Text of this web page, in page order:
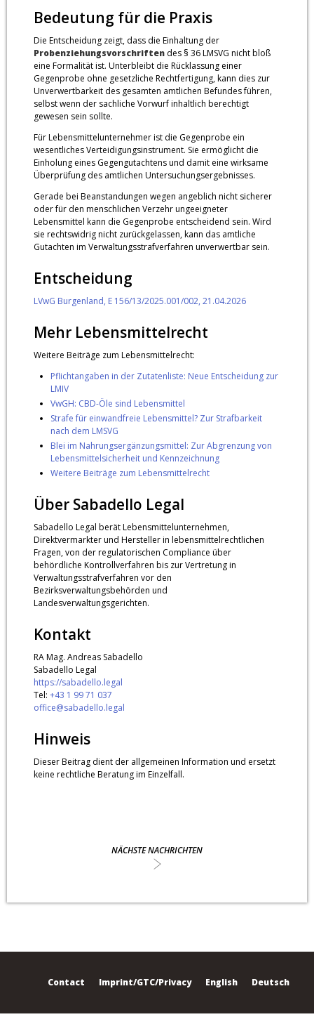
Bedeutung für die Praxis
Die Entscheidung zeigt, dass die Einhaltung der
Probenziehungsvorschriften des § 36 LMSVG nicht bloß
eine Formalität ist. Unterbleibt die Rücklassung einer
Gegenprobe ohne gesetzliche Rechtfertigung, kann dies zur
Unverwertbarkeit des gesamten amtlichen Befundes führen,
selbst wenn der sachliche Vorwurf inhaltlich berechtigt
gewesen sein sollte.
Für Lebensmittelunternehmer ist die Gegenprobe ein
wesentliches Verteidigungsinstrument. Sie ermöglicht die
Einholung eines Gegengutachtens und damit eine wirksame
Überprüfung des amtlichen Untersuchungsergebnisses.
Gerade bei Beanstandungen wegen angeblich nicht sicherer
oder für den menschlichen Verzehr ungeeigneter
Lebensmittel kann die Gegenprobe entscheidend sein. Wird
sie rechtswidrig nicht zurückgelassen, kann das amtliche
Gutachten im Verwaltungsstrafverfahren unverwertbar sein.
Entscheidung
LVwG Burgenland, E 156/13/2025.001/002, 21.04.2026
Mehr Lebensmittelrecht
Weitere Beiträge zum Lebensmittelrecht:
Pflichtangaben in der Zutatenliste: Neue Entscheidung zur
LMIV
VwGH: CBD-Öle sind Lebensmittel
Strafe für einwandfreie Lebensmittel? Zur Strafbarkeit
nach dem LMSVG
Blei im Nahrungsergänzungsmittel: Zur Abgrenzung von
Lebensmittelsicherheit und Kennzeichnung
Weitere Beiträge zum Lebensmittelrecht
Über Sabadello Legal
Sabadello Legal berät Lebensmittelunternehmen,
Direktvermarkter und Hersteller in lebensmittelrechtlichen
Fragen, von der regulatorischen Compliance über
behördliche Kontrollverfahren bis zur Vertretung in
Verwaltungsstrafverfahren vor den
Bezirksverwaltungsbehörden und
Landesverwaltungsgerichten.
Kontakt
RA Mag. Andreas Sabadello
Sabadello Legal
https://sabadello.legal
Tel: +43 1 99 71 037
office@sabadello.legal
Hinweis
Dieser Beitrag dient der allgemeinen Information und ersetzt
keine rechtliche Beratung im Einzelfall.
NÄCHSTE NACHRICHTEN
Contact Imprint/GTC/Privacy English Deutsch